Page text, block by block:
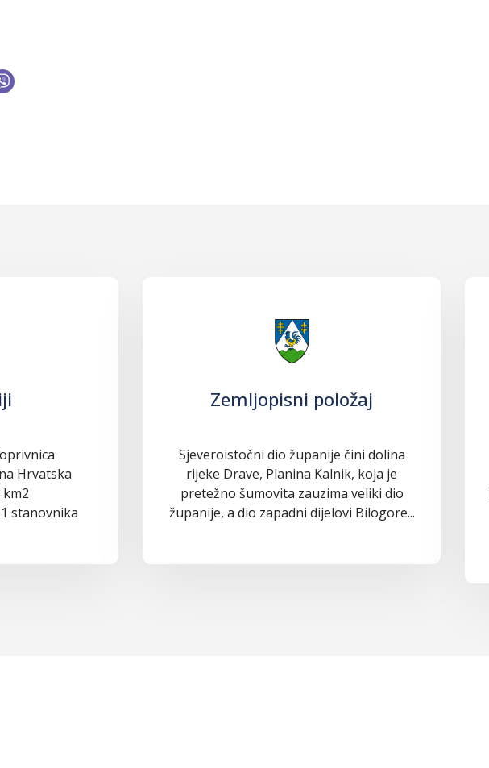
Hrvatska
km2
stanovnika
Zemljopisni položaj
Sjeveroistočni dio županije čini dolina
rijeke Drave, Planina Kalnik, koja je
pretežno šumovita zauzima veliki dio
županije, a dio zapadni dijelovi Bilogore...